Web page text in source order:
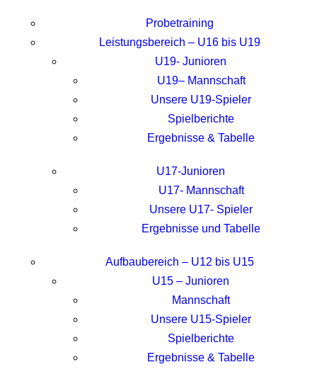
Probetraining
Leistungsbereich – U16 bis U19
U19- Junioren
U19– Mannschaft
Unsere U19-Spieler
Spielberichte
Ergebnisse & Tabelle
U17-Junioren
U17- Mannschaft
Unsere U17- Spieler
Ergebnisse und Tabelle
Aufbaubereich – U12 bis U15
U15 – Junioren
Mannschaft
Unsere U15-Spieler
Spielberichte
Ergebnisse & Tabelle